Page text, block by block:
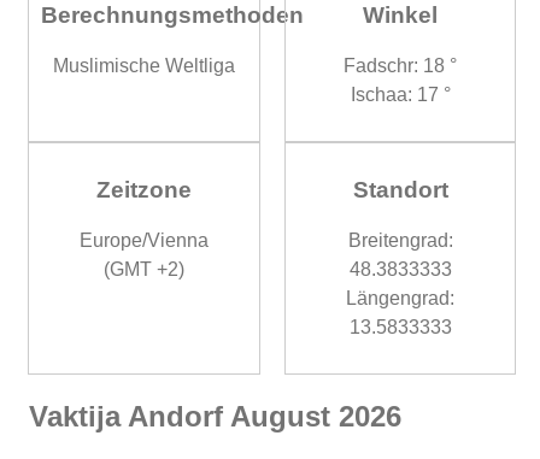
Berechnungsmethoden
Muslimische Weltliga
Winkel
Fadschr: 18 °
Ischaa: 17 °
Zeitzone
Europe/Vienna
(GMT +2)
Standort
Breitengrad:
48.3833333
Längengrad:
13.5833333
Vaktija Andorf August 2026